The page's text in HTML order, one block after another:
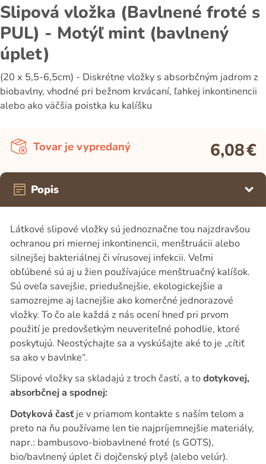
Slipová vložka (Bavlnené froté s
PUL) - Motýľ mint (bavlnený
úplet)
(20 x 5,5-6,5cm) - Diskrétne vložky s absorbčným jadrom z
biobavlny, vhodné pri bežnom krvácaní, ľahkej inkontinencii
alebo ako väčšia poistka ku kalíšku
Tovar je vypredaný 6,08€
Popis
Látkové slipové vložky sú jednoznačne tou najzdravšou
ochranou pri miernej inkontinencii, menštruácii alebo
silnejšej bakteriálnej či vírusovej infekcii. Veľmi
obľúbené sú aj u žien používajúce menštruačný kalíšok.
Sú oveľa savejšie, priedušnejšie, ekologickejšie a
samozrejme aj lacnejšie ako komerčné jednorazové
vložky. To čo ale každá z nás ocení hneď pri prvom
použití je predovšetkým neuveriteľné pohodlie, ktoré
poskytujú. Neostýchajte sa a vyskúšajte aké to je „cítiť
sa ako v bavlnke“.
Slipové vložky sa skladajú z troch častí, a todotykovej,
absorbčnej a spodnej:
Dotyková časťje v priamom kontakte s naším telom a
preto na ňu používame len tie najpríjemnejšie materiály,
napr.: bambusovo-biobavlnené froté (s GOTS),
bio/bavlnený úplet či dojčenský plyš (alebo velúr).